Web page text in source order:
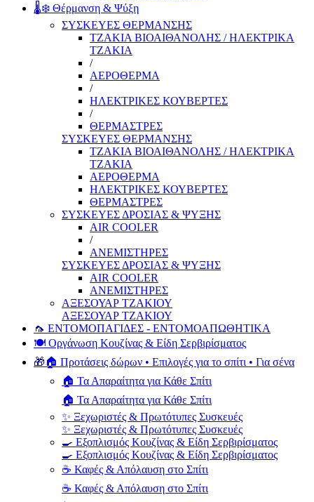
🌡️❄️ Θέρμανση & Ψύξη
ΣΥΣΚΕΥΕΣ ΘΕΡΜΑΝΣΗΣ
ΤΖΑΚΙΑ ΒΙΟΑΙΘΑΝΟΛΗΣ / ΗΛΕΚΤΡΙΚΑ
ΤΖΑΚΙΑ
/
ΑΕΡΟΘΕΡΜΑ
/
ΗΛΕΚΤΡΙΚΕΣ ΚΟΥΒΕΡΤΕΣ
/
ΘΕΡΜΑΣΤΡΕΣ
ΣΥΣΚΕΥΕΣ ΘΕΡΜΑΝΣΗΣ
ΤΖΑΚΙΑ ΒΙΟΑΙΘΑΝΟΛΗΣ / ΗΛΕΚΤΡΙΚΑ
ΤΖΑΚΙΑ
ΑΕΡΟΘΕΡΜΑ
ΗΛΕΚΤΡΙΚΕΣ ΚΟΥΒΕΡΤΕΣ
ΘΕΡΜΑΣΤΡΕΣ
ΣΥΣΚΕΥΕΣ ΔΡΟΣΙΑΣ & ΨΥΞΗΣ
AIR COOLER
/
ΑΝΕΜΙΣΤΗΡΕΣ
ΣΥΣΚΕΥΕΣ ΔΡΟΣΙΑΣ & ΨΥΞΗΣ
AIR COOLER
ΑΝΕΜΙΣΤΗΡΕΣ
ΑΞΕΣΟΥΑΡ ΤΖΑΚΙΟΥ
ΑΞΕΣΟΥΑΡ ΤΖΑΚΙΟΥ
🦟 ΕΝΤΟΜΟΠΑΓΙΔΕΣ - ΕΝΤΟΜΟΑΠΩΘΗΤΙΚΑ
🍽️ Οργάνωση Κουζίνας & Είδη Σερβιρίσματος
🎁🏠 Προτάσεις δώρων • Επιλογές για το σπίτι • Για σένα
🏠 Τα Απαραίτητα για Κάθε Σπίτι
🏠 Τα Απαραίτητα για Κάθε Σπίτι
✨ Ξεχωριστές & Πρωτότυπες Συσκευές
✨ Ξεχωριστές & Πρωτότυπες Συσκευές
🍳 Εξοπλισμός Κουζίνας & Είδη Σερβιρίσματος
🍳 Εξοπλισμός Κουζίνας & Είδη Σερβιρίσματος
☕ Καφές & Απόλαυση στο Σπίτι
☕ Καφές & Απόλαυση στο Σπίτι